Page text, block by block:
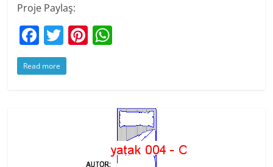
Proje Paylaş:
F
a
c
T
w
itt
Pi
A
p
p
Read more